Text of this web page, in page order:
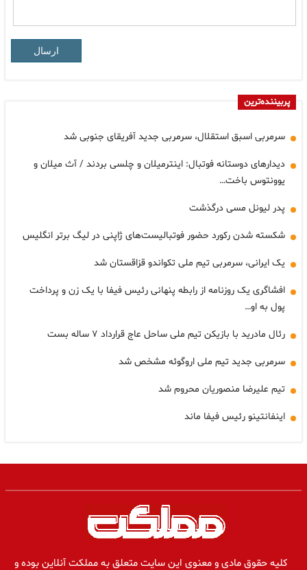
ارسال
پربیننده‌ترین
سرمربی اسبق استقلال، سرمربی جدید آفریقای جنوبی شد
دیدارهای دوستانه فوتبال: اینترمیلان و چلسی بردند / آث میلان و
یوونتوس باخت…
پدر لیونل مسی درگذشت
شکسته شدن رکورد حضور فوتبالیست‌های ژاپنی در لیگ برتر انگلیس
یک ایرانی، سرمربی تیم ملی تکواندو قزاقستان شد
افشاگری یک روزنامه از رابطه پنهانی رئیس فیفا با یک زن و پرداخت
پول به او…
رئال مادرید با بازیکن تیم ملی ساحل عاج قرارداد ۷ ساله بست
سرمربی جدید تیم ملی اروگوئه مشخص شد
تیم علیرضا منصوریان محروم شد
اینفانتینو رئیس فیفا ماند
کلیه حقوق مادی و معنوی این سایت متعلق به مملکت آنلاین بوده و